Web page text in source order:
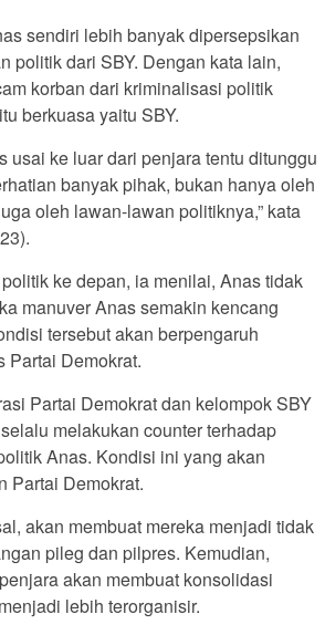
sendiri lebih banyak dipersepsikan
politik dari SBY. Dengan kata lain,
korban dari kriminalisasi politik
berkuasa yaitu SBY.
usai ke luar dari penjara tentu ditunggu
banyak pihak, bukan hanya oleh
oleh lawan-lawan politiknya,” kata
ke depan, ia menilai, Anas tidak
manuver Anas semakin kencang
tersebut akan berpengaruh
Partai Demokrat.
Partai Demokrat dan kelompok SBY
melakukan counter terhadap
Anas. Kondisi ini yang akan
Partai Demokrat.
akan membuat mereka menjadi tidak
pileg dan pilpres. Kemudian,
akan membuat konsolidasi
lebih terorganisir.